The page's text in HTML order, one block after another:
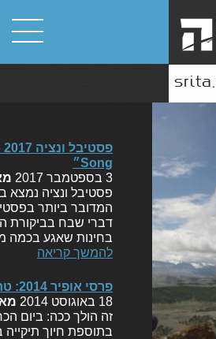
Song״
3 בספטמבר 2017
פסטיבל ונציה נמצא
המדובר ביותר
דברי שבח בביקורת
בחינות שאגע בכמה
להמשך קריאה
פרסי אופיר 2014: טריוויה והיסטוריה של מועמדי השנה
18 באוגוסט 2014
בתוספת חיוך